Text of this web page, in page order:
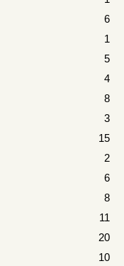
6
1
5
4
8
3
15
2
6
8
11
20
10